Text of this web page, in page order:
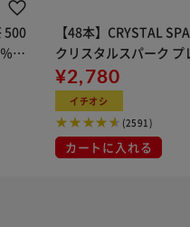
500
使
【48本】CRYSTAL
クリスタルスパーク プ
ン 500ml
¥2,780
イチオシ
(2591)
カートに入れる